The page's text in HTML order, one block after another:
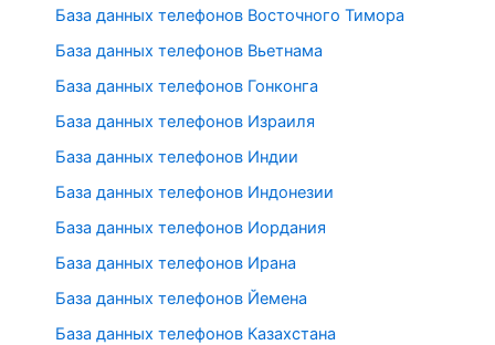
База данных телефонов Восточного Тимора
База данных телефонов Вьетнама
База данных телефонов Гонконга
База данных телефонов Израиля
База данных телефонов Индии
База данных телефонов Индонезии
База данных телефонов Иордания
База данных телефонов Ирана
База данных телефонов Йемена
База данных телефонов Казахстана